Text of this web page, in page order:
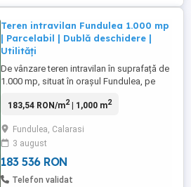
Teren intravilan Fundulea 1.000 mp
| Parcelabil | Dublă deschidere |
Utilități
De vânzare teren intravilan în suprafață de
1.000 mp, situat în orașul Fundulea, pe
metri de râul Mostiștea. Proprietatea
și de acces facil către centrul orașului,
DN3 și Autostrada A2. Datorită geometriei
terenului și ...
183,54 RON/m2| 1,000 m2
Fundulea, Calarasi
3 august
183 536 RON
Telefon validat